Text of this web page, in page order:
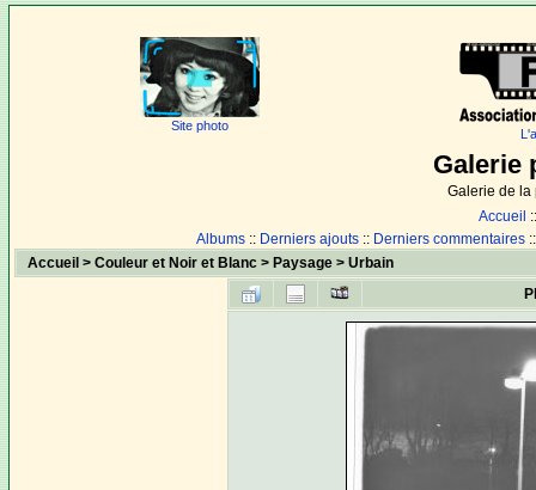
Site photo
Galerie
Galerie de la
Accueil
Albums :: Derniers ajouts :: Derniers commentaires
Accueil >Couleur et Noir et Blanc > Paysage >Urbain